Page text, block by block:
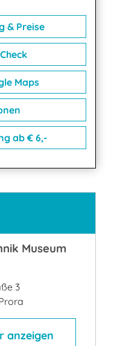
& Preise
Maps
ab € 6,-
Museum
3
anzeigen